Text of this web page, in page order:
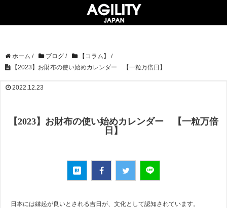
ホーム / ブログ / 【コラム】
/
【2023】お財布の使い始めカレンダー 【一粒万倍日】
2022.12.23
【2023】お財布の使い始めカレンダー 【一粒万倍
日】
日本には縁起が良いとされる吉日が、文化として認知されています。